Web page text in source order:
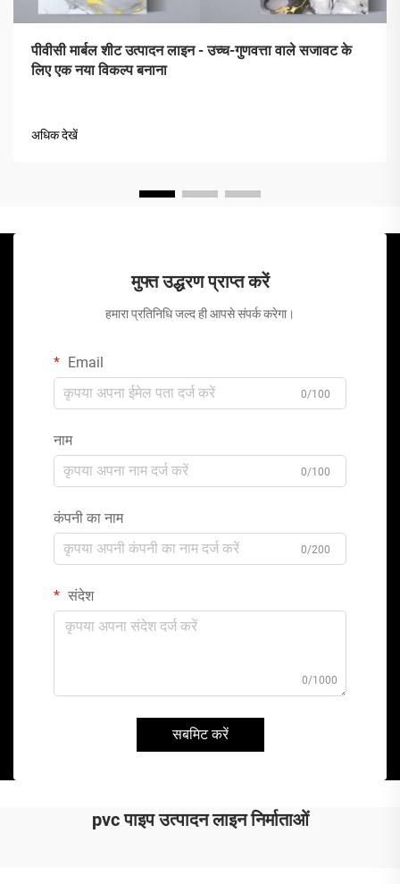
पीवीसी मार्बल शीट उत्पादन लाइन - उच्च-गुणवत्ता वाले सजावट के
लिए एक नया विकल्प बनाना
अधिक देखें
मुफ्त उद्धरण प्राप्त करें
हमारा प्रतिनिधि जल्द ही आपसे संपर्क करेगा।
Email
0/100
नाम
0/100
कंपनी का नाम
0/200
संदेश
0/1000
सबमिट करें
pvc पाइप उत्पादन लाइन निर्माताओं